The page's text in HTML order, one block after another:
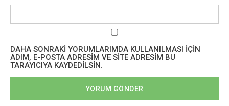
DAHA SONRAKI YORUMLARIMDA KULLANILMASI IÇIN
ADIM, E-POSTA ADRESIM VE SITE ADRESIM BU
TARAYICIYA KAYDEDILSIN.